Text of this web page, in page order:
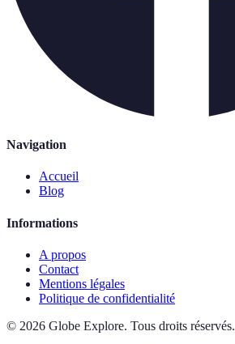
Navigation
Accueil
Blog
Informations
A propos
Contact
Mentions légales
Politique de confidentialité
© 2026 Globe Explore. Tous droits réservés.